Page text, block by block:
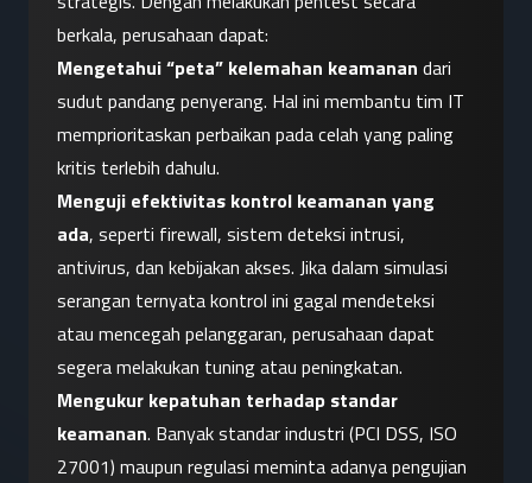
berkala, perusahaan dapat:
Mengetahui “peta” kelemahan keamanan dari
sudut pandang penyerang. Hal ini membantu tim IT
memprioritaskan perbaikan pada celah yang paling
kritis terlebih dahulu.
Menguji efektivitas kontrol keamanan yang
ada, seperti firewall, sistem deteksi intrusi,
antivirus, dan kebijakan akses. Jika dalam simulasi
serangan ternyata kontrol ini gagal mendeteksi
atau mencegah pelanggaran, perusahaan dapat
segera melakukan tuning atau peningkatan.
Mengukur kepatuhan terhadap standar
keamanan. Banyak standar industri (PCI DSS, ISO
27001) maupun regulasi meminta adanya pengujian